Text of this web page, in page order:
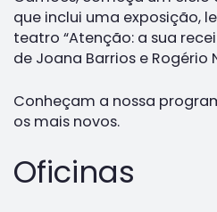
que inclui uma exposição,
teatro “Atenção: a sua
de Joana Barrios e Rogério
Conheçam a nossa
os mais novos.
Oficinas